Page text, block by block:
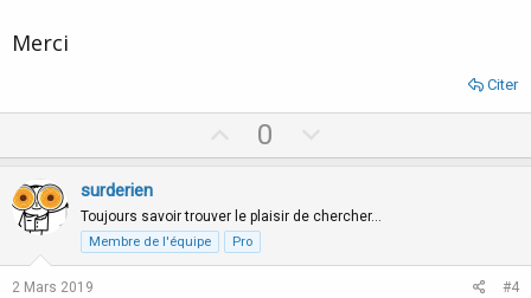
Merci
Citer
p
o
t
e
0
o
n
o
surderien
Toujours savoir trouver le plaisir de chercher…
Membre de l'équipe Pro
2 Mars 2019 #4